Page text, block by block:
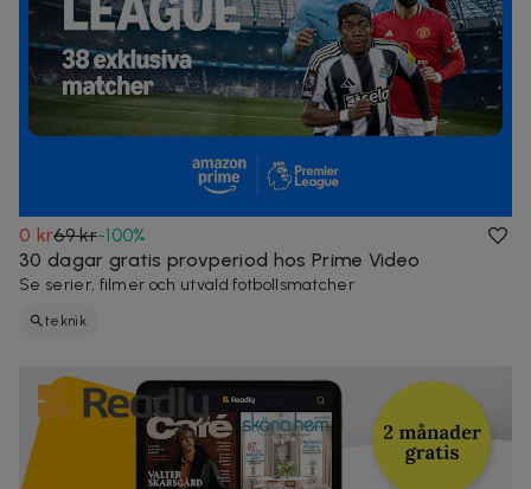
0 kr69 kr-100%
30 dagar gratis provperiod hos Prime Video
Se serier, filmer och utvald fotbollsmatcher
teknik